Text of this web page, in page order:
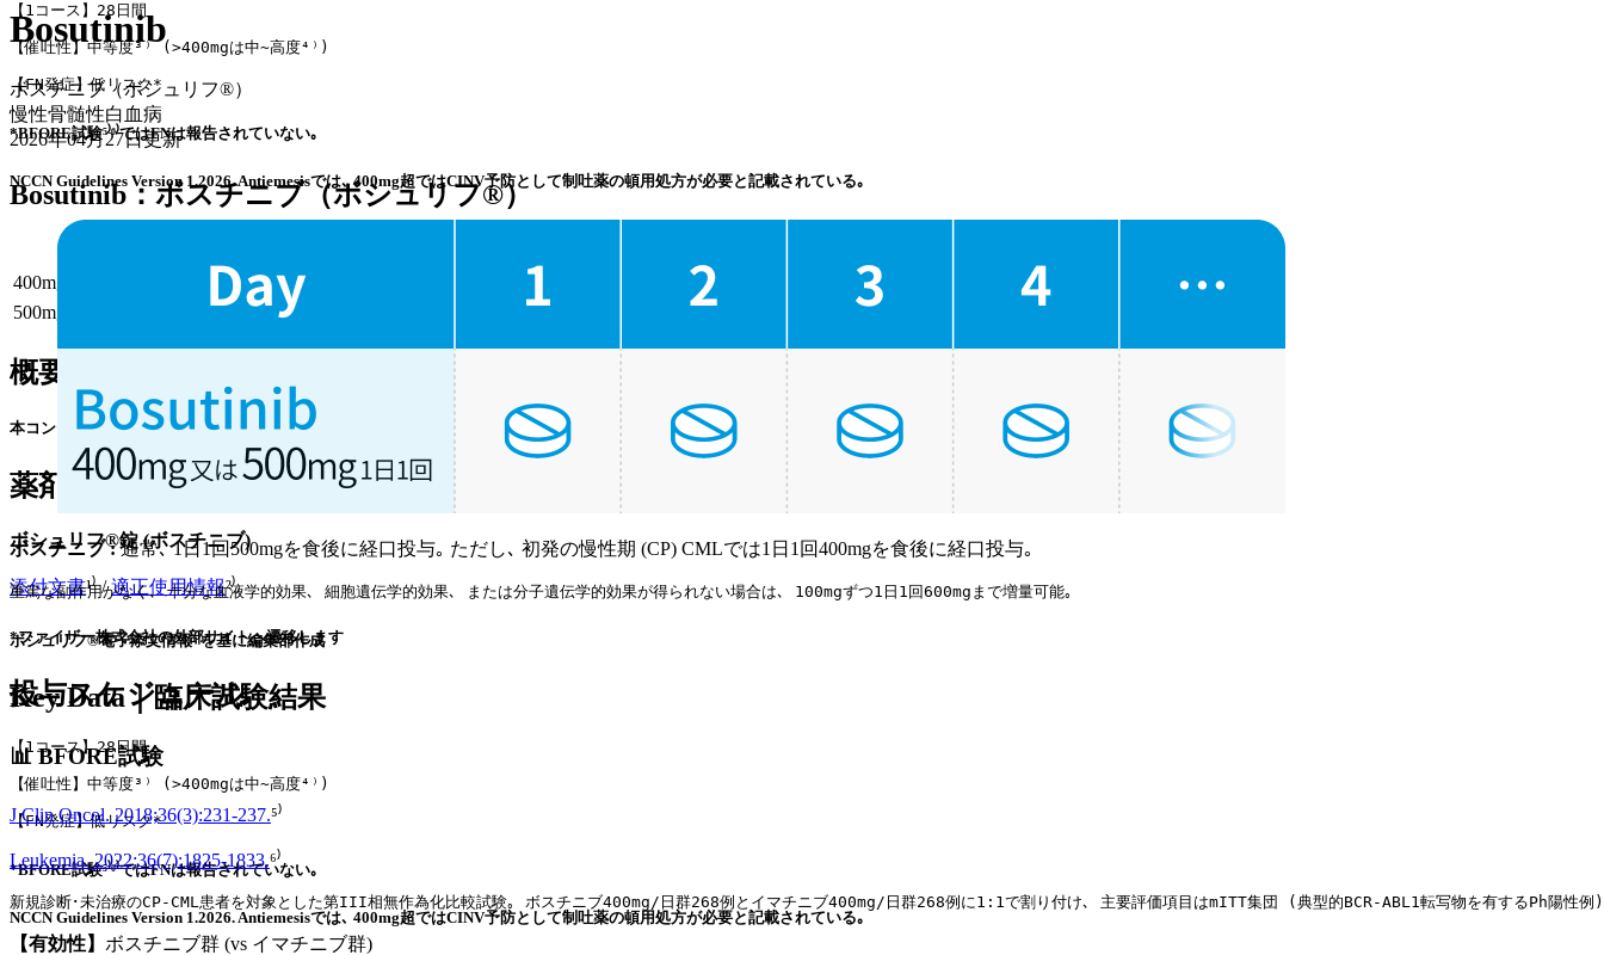
【1コース】28日間
【催吐性】中等度³⁾ (>400mgは中~高度⁴⁾)
【FN発症】低リスク*
*BFORE試験⁵⁾⁶⁾ではFNは報告されていない｡
NCCN Guidelines Version 1.2026. Antiemesisでは､ 400mg超ではCINV予防として制吐薬の頓用処方が必要と記載されている｡
ボスチニブ :通常､ 1日1回500mgを食後に経口投与｡ ただし､ 初発の慢性期 (CP) CMLでは1日1回400mgを食後に経口投与｡
重篤な副作用がなく､ 十分な血液学的効果､ 細胞遺伝学的効果､ または分子遺伝学的効果が得られない場合は､ 100mgずつ1日1回600mgまで増量可能｡
ボシュリフ®電子添文情報¹⁾を基に編集部作成
Key Data｜臨床試験結果
📊 BFORE試験
J Clin Oncol. 2018;36(3):231-237.⁵⁾
Leukemia. 2022;36(7):1825-1833.⁶⁾
新規診断･未治療のCP-CML患者を対象とした第III相無作為化比較試験｡ ボスチニブ400mg/日群268例とイマチニブ400mg/日群268例に1:1で割り付け､ 主要評価項目はmITT集団 (典型的BCR-ABL1転写物を有するPh陽性例)
【有効性】 ボスチニブ群 (vs イマチニブ群)
Bosutinib
ボスチニブ（ボシュリフ®）
慢性骨髄性白血病
2026年04月27日更新
Bosutinib：ボスチニブ（ボシュリフ®）
400mg 1日1回 経口 (初発)
1~
500mg 1日1回 経口 (2次治療以降)
概要
本コンテンツは特定の治療法を推奨するものではありません｡ 個々の患者の病態や､ 実際の薬剤情報やガイドラインを確認の上､ 利用者の判断と責任でご利用ください｡
薬剤情報
ボシュリフ®錠 (ボスチニブ)
添付文書¹⁾ /適正使用情報²⁾
*ファイザー株式会社の外部サイトへ遷移します
投与スケジュール
【1コース】28日間
【催吐性】中等度³⁾ (>400mgは中~高度⁴⁾)
【FN発症】低リスク*
*BFORE試験⁵⁾⁶⁾ではFNは報告されていない｡
NCCN Guidelines Version 1.2026. Antiemesisでは､ 400mg超ではCINV予防として制吐薬の頓用処方が必要と記載されている｡